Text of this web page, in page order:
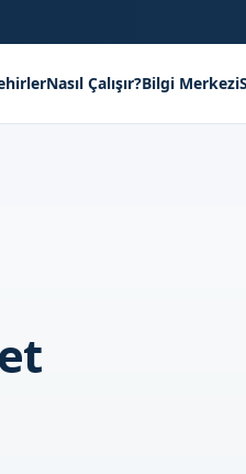
Nasıl Çalışır?Bilgi Merkezi